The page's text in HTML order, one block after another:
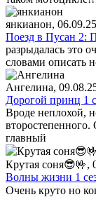
янкианон, 06.09.25
Поезд в Пусан 2:
разрыдалась это
словами описать
Ангелина,
Дорогой принц 1
Вроде неплохой,
главный
Крутая соня😎🤟,
Волны жизни 1
Очень круто но